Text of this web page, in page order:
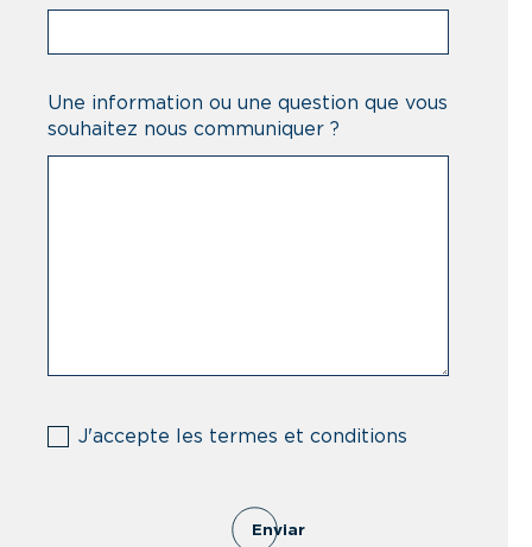
Une information ou une question que vous
souhaitez nous communiquer ?
(Obligatorio)
J'accepte les termes et conditions
Enviar